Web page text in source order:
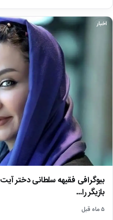
اخبار
بیوگرافی فقیهه سلطانی دختر
بازیگر را…
۵ ماه قبل